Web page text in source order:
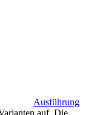
Ausführung
auf. Die